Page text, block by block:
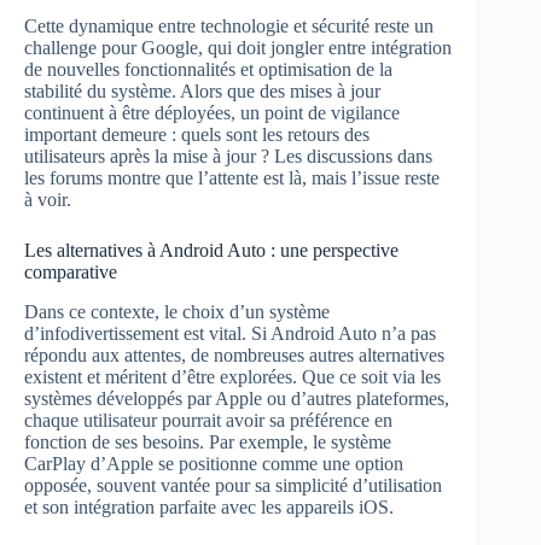
Cette dynamique entre technologie et sécurité reste un
challenge pour Google, qui doit jongler entre intégration
de nouvelles fonctionnalités et optimisation de la
stabilité du système. Alors que des mises à jour
continuent à être déployées, un point de vigilance
important demeure : quels sont les retours des
utilisateurs après la mise à jour ? Les discussions dans
les forums montre que l’attente est là, mais l’issue reste
à voir.
Les alternatives à Android Auto : une perspective
comparative
Dans ce contexte, le choix d’un système
d’infodivertissement est vital. Si Android Auto n’a pas
répondu aux attentes, de nombreuses autres alternatives
existent et méritent d’être explorées. Que ce soit via les
systèmes développés par Apple ou d’autres plateformes,
chaque utilisateur pourrait avoir sa préférence en
fonction de ses besoins. Par exemple, le système
CarPlay d’Apple se positionne comme une option
opposée, souvent vantée pour sa simplicité d’utilisation
et son intégration parfaite avec les appareils iOS.